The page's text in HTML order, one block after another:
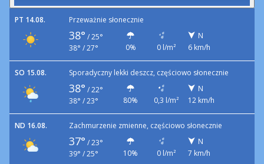
PT 14.08. Przeważnie słonecznie
38° / 25°
38° / 27°
0% 0 l/m²
N
6 km/h
SO 15.08. Sporadyczny lekki deszcz, częściowo słonecznie
38° / 22°
38° / 23°
80% 0,3 l/m²
N
12 km/h
ND 16.08. Zachmurzenie zmienne, częściowo słonecznie
37° / 23°
39° / 25°
10% 0 l/m²
N
7 km/h